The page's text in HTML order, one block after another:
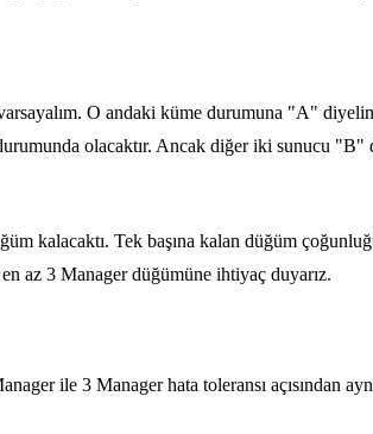
O andaki küme durumuna "A"
olacaktır. Ancak diğer iki sunucu
kalacaktı. Tek başına kalan düğüm
az 3 Manager düğümüne ihtiyaç duyarız.
ile 3 Manager hata toleransı açısından